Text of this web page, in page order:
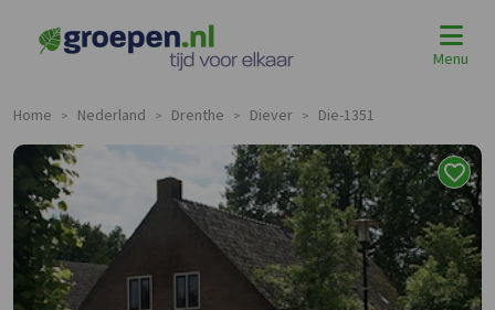
Menu
Home > Nederland > Drenthe > Diever > Die-1351